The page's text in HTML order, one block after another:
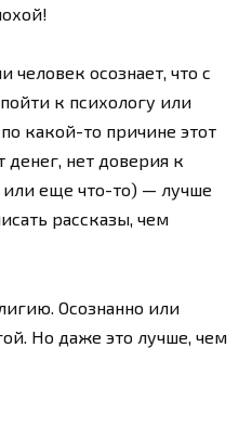
человек осознает, что с
к психологу или
какой-то причине этот
нет доверия к
еще что-то) — лучше
рассказы, чем
Осознанно или
Но даже это лучше, чем